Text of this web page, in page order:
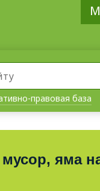
правовая база
яма